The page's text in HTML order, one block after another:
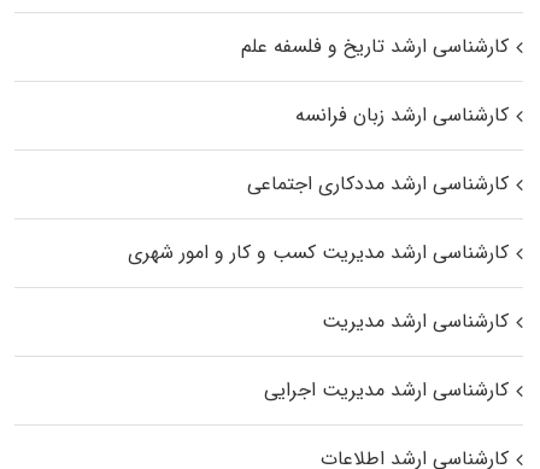
کارشناسی ارشد تاریخ و فلسفه علم
کارشناسی ارشد زبان فرانسه
کارشناسی ارشد مددکاری اجتماعی
کارشناسی ارشد مدیریت کسب و کار و امور شهری
کارشناسی ارشد مدیریت
کارشناسی ارشد مدیریت اجرایی
کارشناسی ارشد اطلاعات